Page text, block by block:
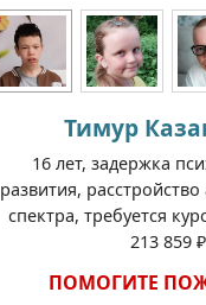
Тимур
16 лет, задержка
развития, расстройство
спектра, требуется
213 859 ₽
ПОМОГИТЕ